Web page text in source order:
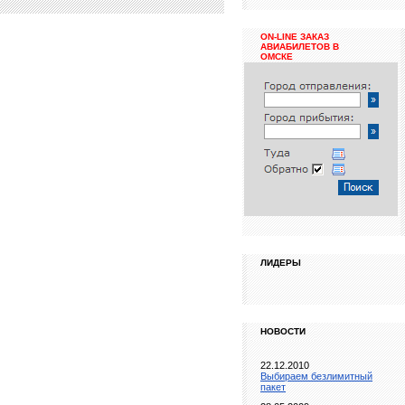
ON-LINE ЗАКАЗ
АВИАБИЛЕТОВ В
ОМСКЕ
ЛИДЕРЫ
НОВОСТИ
22.12.2010
Выбираем безлимитный
пакет